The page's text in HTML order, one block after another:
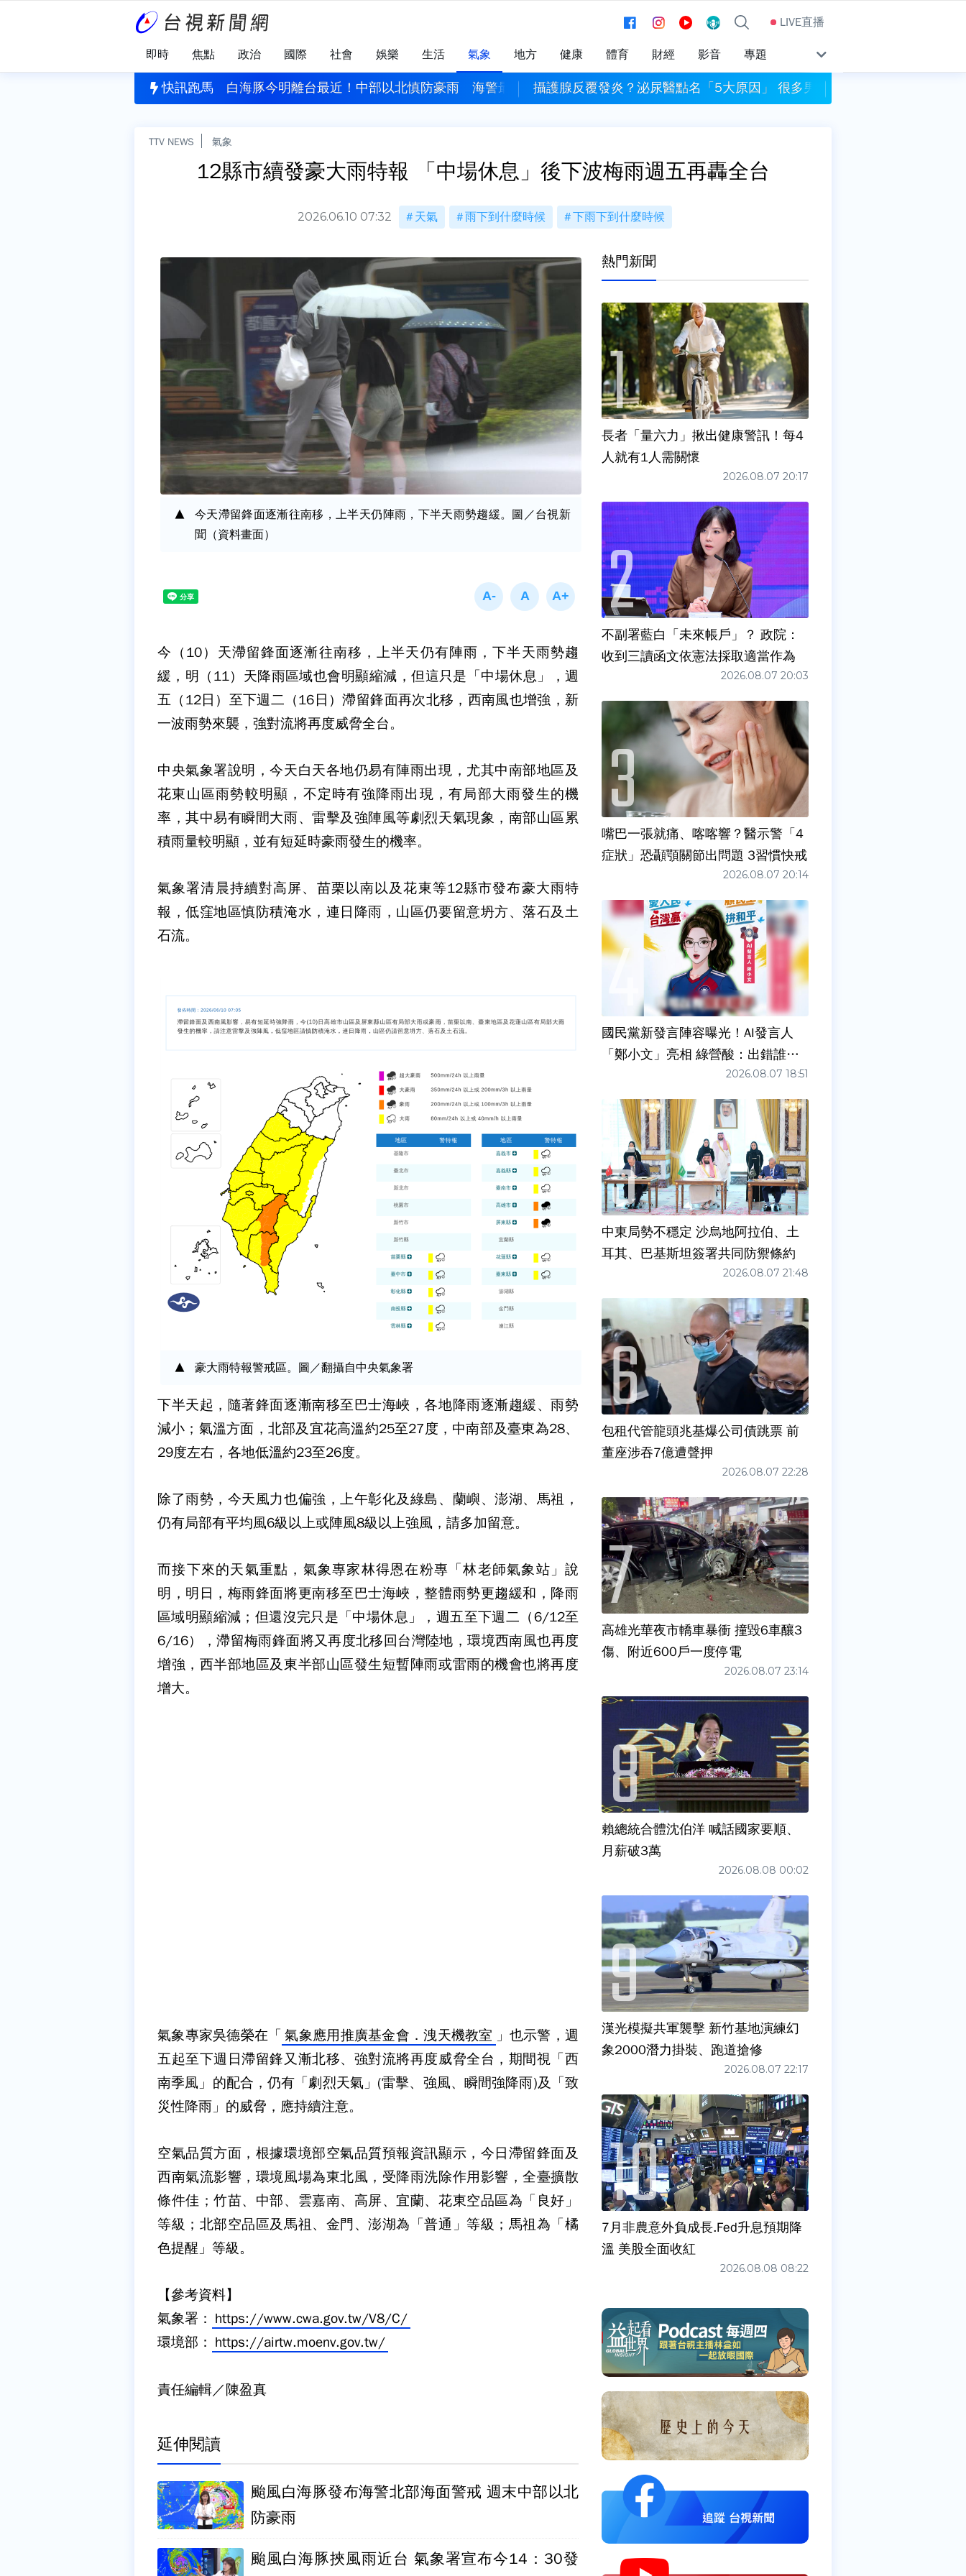
LIVE直播
即時 焦點 政治 國際 社會 娛樂 生活 氣象 地方 健康 體育 財經 影音 專題
快訊跑馬
統登上光六64飛彈快艇 廣播鼓舞官兵士氣白海豚今明離台最近！中部以北慎防豪雨 海警最快週一解除攝護腺反覆發炎？泌尿醫點名「5大原因」 很多男人天天做
TTV NEWS 氣象
12縣市續發豪大雨特報 「中場休息」後下波梅雨週五再轟全台
2026.06.10 07:32 天氣 雨下到什麼時候 下雨下到什麼時候
今天滯留鋒面逐漸往南移，上半天仍陣雨，下半天雨勢趨緩。圖／台視新
聞（資料畫面）
今（10）天滯留鋒面逐漸往南移，上半天仍有陣雨，下半天雨勢趨
緩，明（11）天降雨區域也會明顯縮減，但這只是「中場休息」，週
五（12日）至下週二（16日）滯留鋒面再次北移，西南風也增強，新
一波雨勢來襲，強對流將再度威脅全台。
中央氣象署說明，今天白天各地仍易有陣雨出現，尤其中南部地區及
花東山區雨勢較明顯，不定時有強降雨出現，有局部大雨發生的機
率，其中易有瞬間大雨、雷擊及強陣風等劇烈天氣現象，南部山區累
積雨量較明顯，並有短延時豪雨發生的機率。
氣象署清晨持續對高屏、苗栗以南以及花東等12縣市發布豪大雨特
報，低窪地區慎防積淹水，連日降雨，山區仍要留意坍方、落石及土
石流。
豪大雨特報警戒區。圖／翻攝自中央氣象署
下半天起，隨著鋒面逐漸南移至巴士海峽，各地降雨逐漸趨緩、雨勢
減小；氣溫方面，北部及宜花高溫約25至27度，中南部及臺東為28、
29度左右，各地低溫約23至26度。
除了雨勢，今天風力也偏強，上午彰化及綠島、蘭嶼、澎湖、馬祖，
仍有局部有平均風6級以上或陣風8級以上強風，請多加留意。
而接下來的天氣重點，氣象專家林得恩在粉專「林老師氣象站」說
明，明日，梅雨鋒面將更南移至巴士海峽，整體雨勢更趨緩和，降雨
區域明顯縮減；但還沒完只是「中場休息」，週五至下週二（6/12至
6/16），滯留梅雨鋒面將又再度北移回台灣陸地，環境西南風也再度
增強，西半部地區及東半部山區發生短暫陣雨或雷雨的機會也將再度
增大。
氣象專家吳德榮在「 氣象應用推廣基金會．洩天機教室 」也示警，週
五起至下週日滯留鋒又漸北移、強對流將再度威脅全台，期間視「西
南季風」的配合，仍有「劇烈天氣」(雷擊、強風、瞬間強降雨)及「致
災性降雨」的威脅，應持續注意。
空氣品質方面，根據環境部空氣品質預報資訊顯示，今日滯留鋒面及
西南氣流影響，環境風場為東北風，受降雨洗除作用影響，全臺擴散
條件佳；竹苗、中部、雲嘉南、高屏、宜蘭、花東空品區為「良好」
等級；北部空品區及馬祖、金門、澎湖為「普通」等級；馬祖為「橘
色提醒」等級。
【參考資料】
氣象署： https://www.cwa.gov.tw/V8/C/
環境部： https://airtw.moenv.gov.tw/
責任編輯／陳盈真
延伸閱讀
颱風白海豚發布海警北部海面警戒 週末中部以北
防豪雨
颱風白海豚挾風雨近台 氣象署宣布今14：30發
熱門新聞
長者「量六力」揪出健康警訊！每4
人就有1人需關懷
2026.08.07 20:17
不副署藍白「未來帳戶」？ 政院：
收到三讀函文依憲法採取適當作為
2026.08.07 20:03
嘴巴一張就痛、喀喀響？醫示警「4
症狀」恐顳顎關節出問題 3習慣快戒
2026.08.07 20:14
國民黨新發言陣容曝光！AI發言人
「鄭小文」亮相 綠營酸：出錯誰負
2026.08.07 18:51
中東局勢不穩定 沙烏地阿拉伯、土
耳其、巴基斯坦簽署共同防禦條約
2026.08.07 21:48
包租代管龍頭兆基爆公司債跳票 前
董座涉吞7億遭聲押
2026.08.07 22:28
高雄光華夜市轎車暴衝 撞毀6車釀3
傷、附近600戶一度停電
2026.08.07 23:14
賴總統合體沈伯洋 喊話國家要順、
月薪破3萬
2026.08.08 00:02
漢光模擬共軍襲擊 新竹基地演練幻
象2000潛力掛裝、跑道搶修
2026.08.07 22:17
7月非農意外負成長.Fed升息預期降
溫 美股全面收紅
2026.08.08 08:22